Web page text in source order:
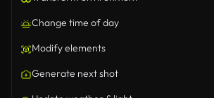
Change time of day
Modify elements
Generate next shot